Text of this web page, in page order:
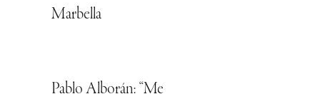
Marbella
Pablo Alborán: “Me